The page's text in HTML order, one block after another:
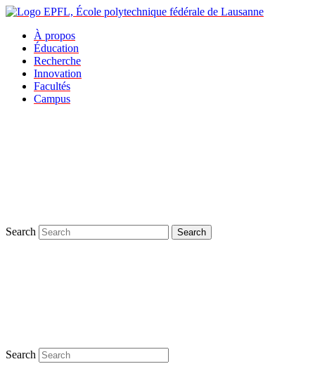
À propos
Éducation
Recherche
Innovation
Facultés
Campus
Search Search
Search